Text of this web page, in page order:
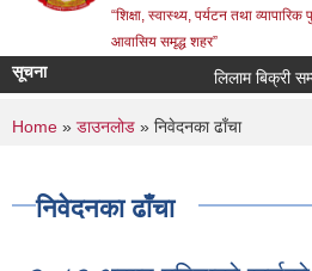
“शिक्षा, स्वास्थ्य, पर्यटन तथा
आवासिय समृद्ध शहर”
सूचना
You are here
Home » डाउनलोड » निवेदनका ढाँचा
निवेदनका ढाँचा